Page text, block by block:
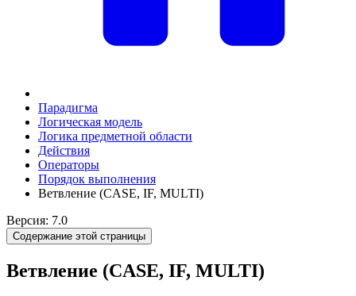
Парадигма
Логическая модель
Логика предметной области
Действия
Оператоpы
Порядок выполнения
Ветвление (CASE, IF, MULTI)
Версия: 7.0
Содержание этой страницы
Ветвление (CASE, IF, MULTI)